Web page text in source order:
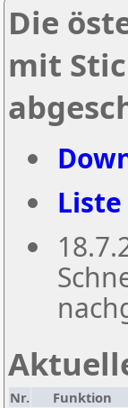
Die
mit
Nr. Funktion